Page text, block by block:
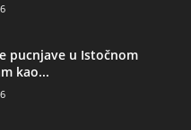
pucnjave u Istočnom
kao...